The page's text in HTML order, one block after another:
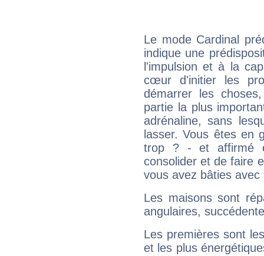
Le mode Cardinal
indique une
l'impulsion et à la
cœur d'initier les
démarrer les
partie la plus
adrénaline, sans
lasser. Vous êtes en
trop ? - et affirmé
consolider et de faire
vous avez bâties avec
Les maisons sont
angulaires,
Les premières sont
et les plus